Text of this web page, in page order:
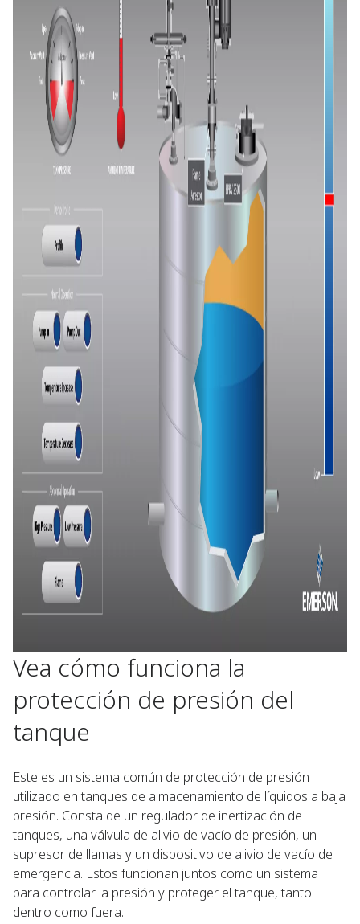
Vea cómo funciona la
protección de presión del
tanque
Este es un sistema común de protección de presión
utilizado en tanques de almacenamiento de líquidos a baja
presión. Consta de un regulador de inertización de
tanques, una válvula de alivio de vacío de presión, un
supresor de llamas y un dispositivo de alivio de vacío de
emergencia. Estos funcionan juntos como un sistema
para controlar la presión y proteger el tanque, tanto
dentro como fuera.